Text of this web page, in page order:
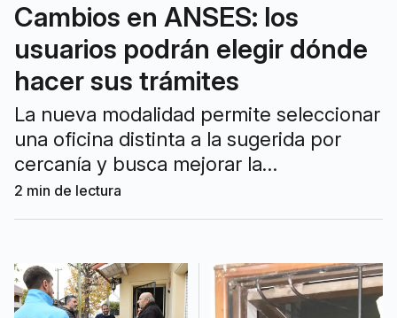
Cambios en ANSES: los
usuarios podrán elegir dónde
hacer sus trámites
La nueva modalidad permite seleccionar
una oficina distinta a la sugerida por
cercanía y busca mejorar la
accesibilidad, reducir tiempos de espera
y adaptarse a situaciones laborales o de
2 min de lectura